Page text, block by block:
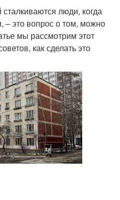
люди, когда
– это вопрос о том, можно
мы рассмотрим этот
как сделать это